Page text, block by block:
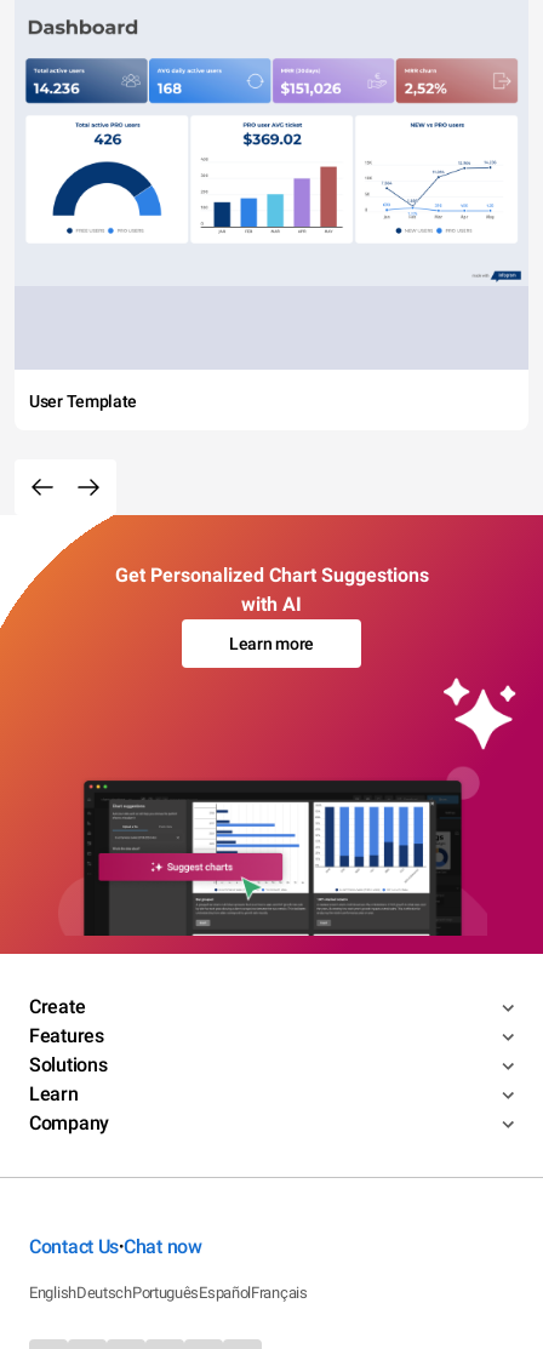
User Template
Get Personalized Chart Suggestions
with AI
Learn more
Create
Features
Solutions
Learn
Company
Contact Us•Chat now
EnglishDeutschPortuguêsEspañolFrançais